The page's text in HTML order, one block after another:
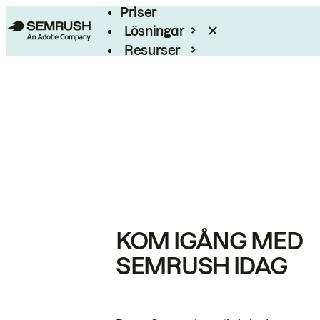
Priser
Lösningar
Resurser
KOM IGÅNG MED
SEMRUSH IDAG